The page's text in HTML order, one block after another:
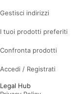
Gestisci indirizzi
I tuoi prodotti preferiti
Confronta prodotti
Accedi / Registrati
Legal Hub